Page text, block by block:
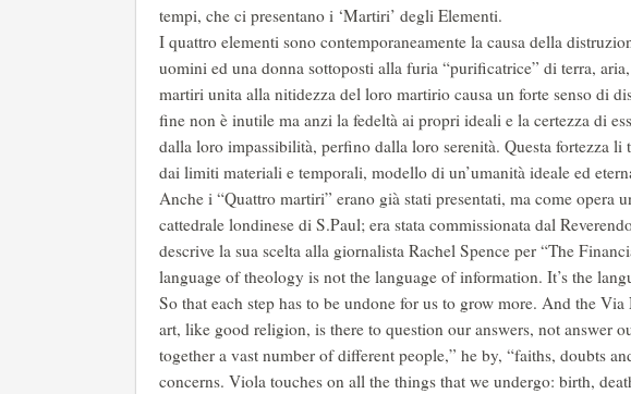
tempi, che ci presentano i ‘Martiri’ degli Elementi.
I quattro elementi sono contemporaneamente la causa della
uomini ed una donna sottoposti alla furia “purificatrice” di terra,
martiri unita alla nitidezza del loro martirio causa un forte senso di
fine non è inutile ma anzi la fedeltà ai propri ideali e la certezza di
dalla loro impassibilità, perfino dalla loro serenità. Questa fortezza
dai limiti materiali e temporali, modello di un’umanità ideale ed
Anche i “Quattro martiri” erano già stati presentati, ma come opera
cattedrale londinese di S.Paul; era stata commissionata dal
descrive la sua scelta alla giornalista Rachel Spence per “The
language of theology is not the language of information. It’s the
So that each step has to be undone for us to grow more. And the
art, like good religion, is there to question our answers, not answer
together a vast number of different people,” he by, “faiths, doubts
concerns. Viola touches on all the things that we undergo: birth,